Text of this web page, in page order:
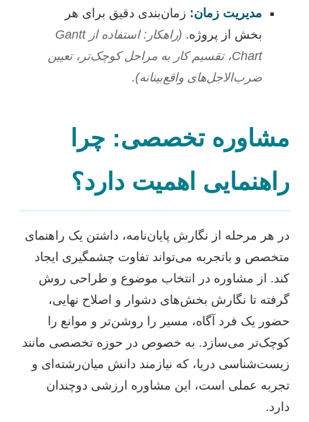
مدیریت زمان: زمان‌بندی دقیق برای هر
بخش از پروژه.
(راهکار: استفاده از Gantt
Chart، تقسیم کار به مراحل کوچک‌تر، تعیین
ضرب‌الاجل‌های واقع‌بینانه).
مشاوره تخصصی: چرا
راهنمایی اهمیت دارد؟
در هر مرحله از نگارش پایان‌نامه، داشتن یک راهنمای
متخصص و باتجربه می‌تواند تفاوت چشمگیری ایجاد
کند. از مشاوره در انتخاب موضوع و طراحی روش
گرفته تا نگارش بخش‌های دشوار و اصلاح نهایی،
حضور یک فرد آگاه، مسیر را روشن‌تر و موانع را
کوچک‌تر می‌سازد. به خصوص در حوزه تخصصی مانند
زیست‌شناسی دریا، که نیازمند دانش میان‌رشته‌ای و
تجربه عملی است، این مشاوره ارزشی دوچندان
دارد.